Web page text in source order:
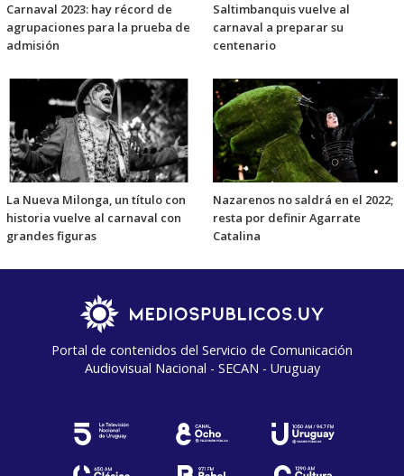
Carnaval 2023: hay récord de
agrupaciones para la prueba de
admisión
Saltimbanquis vuelve al
carnaval a preparar su
centenario
La Nueva Milonga, un título con
historia vuelve al carnaval con
grandes figuras
Nazarenos no saldrá en el 2022;
resta por definir Agarrate
Catalina
Portal de contenidos del Servicio de Comunicación
Audiovisual Nacional - SECAN - Uruguay